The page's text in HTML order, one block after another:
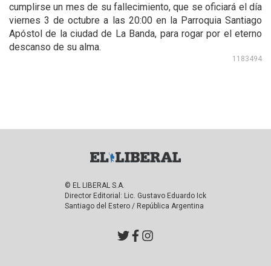
cumplirse un mes de su fallecimiento, que se oficiará el día
viernes 3 de octubre a las 20:00 en la Parroquia Santiago
Apóstol de la ciudad de La Banda, para rogar por el eterno
descanso de su alma.
1183494
© EL LIBERAL S.A.
Director Editorial: Lic. Gustavo Eduardo Ick
Santiago del Estero / República Argentina